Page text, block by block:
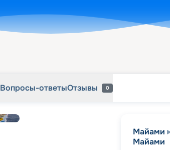
Вопросы-ответыОтзывы 0
Майами
Майами